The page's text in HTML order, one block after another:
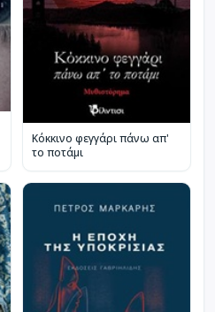
Κόκκινο φεγγάρι πάνω απ'
το ποτάμι